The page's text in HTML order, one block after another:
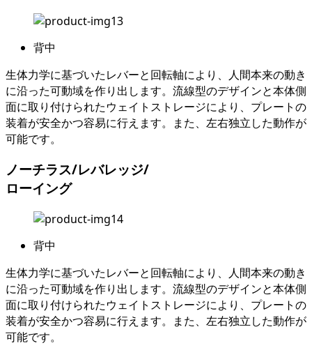
背中
生体力学に基づいたレバーと回転軸により、人間本来の動き
に沿った可動域を作り出します。流線型のデザインと本体側
面に取り付けられたウェイトストレージにより、プレートの
装着が安全かつ容易に行えます。また、左右独立した動作が
可能です。
ノーチラス/レバレッジ/
ローイング
背中
生体力学に基づいたレバーと回転軸により、人間本来の動き
に沿った可動域を作り出します。流線型のデザインと本体側
面に取り付けられたウェイトストレージにより、プレートの
装着が安全かつ容易に行えます。また、左右独立した動作が
可能です。